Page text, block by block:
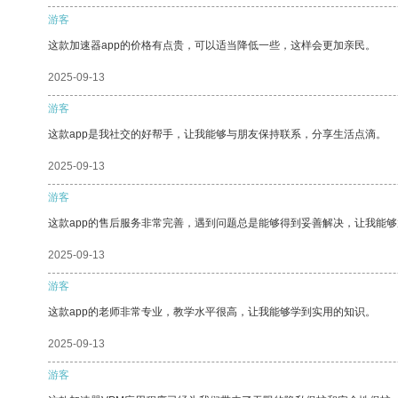
游客
这款加速器app的价格有点贵，可以适当降低一些，这样会更加亲民。
2025-09-13
游客
这款app是我社交的好帮手，让我能够与朋友保持联系，分享生活点滴。
2025-09-13
游客
这款app的售后服务非常完善，遇到问题总是能够得到妥善解决，让我能够
2025-09-13
游客
这款app的老师非常专业，教学水平很高，让我能够学到实用的知识。
2025-09-13
游客